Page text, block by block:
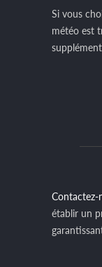
Si vous
météo est
Contactez-
établir un